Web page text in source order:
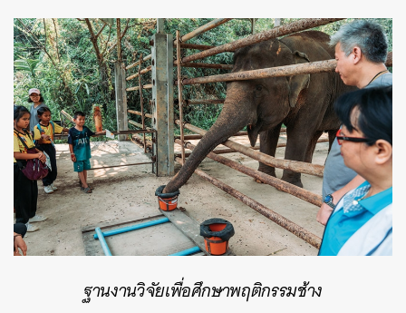
ฐานงานวิจัยเพื่อศึกษาพฤติกรรมช้าง